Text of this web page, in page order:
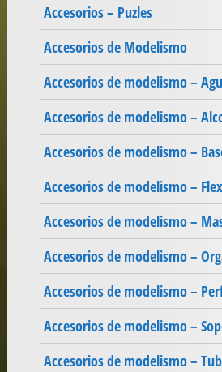
Accesorios – Puzles
Accesorios de Modelismo
Accesorios de modelismo –
Accesorios de modelismo –
Accesorios de modelismo –
Accesorios de modelismo –
Accesorios de modelismo –
Accesorios de modelismo –
Accesorios de modelismo –
Accesorios de modelismo –
Accesorios de modelismo –